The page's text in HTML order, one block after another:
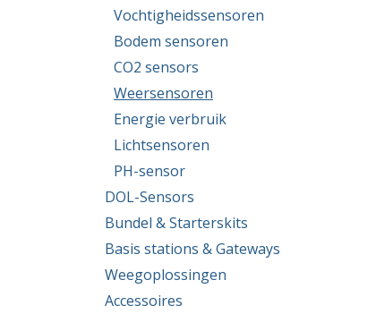
Vochtigheidssensoren
Bodem sensoren
CO2 sensors
Weersensoren
Energie verbruik
Lichtsensoren
PH-sensor
DOL-Sensors
Bundel & Starterskits
Basis stations & Gateways
Weegoplossingen
Accessoires